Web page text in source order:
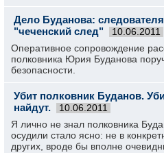
Дело Буданова:
"чеченский след"
10.06.2011
Оперативное сопровождение
полковника Юрия Буданова
безопасности.
Убит полковник Буданов.
найдут.
10.06.2011
Я лично не знал полковника
осудили стало ясно: не в
других, вроде бы вполне